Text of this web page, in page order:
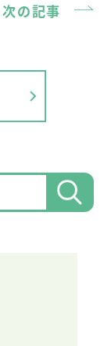
次の記事